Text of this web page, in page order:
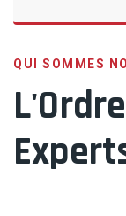
QUI SOMMES